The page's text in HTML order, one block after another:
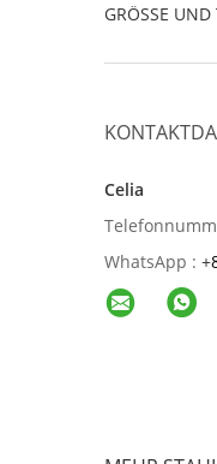
GRÖSSE UND
Celia
WhatsApp : +